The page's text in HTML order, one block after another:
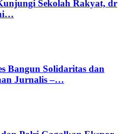
Sekolah Rakyat, dr
Bangun Solidaritas dan
Jurnalis –…